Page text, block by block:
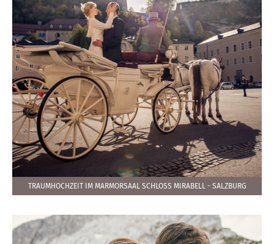
TRAUMHOCHZEIT IM MARMORSAAL SCHLOSS MIRABELL - SALZBURG